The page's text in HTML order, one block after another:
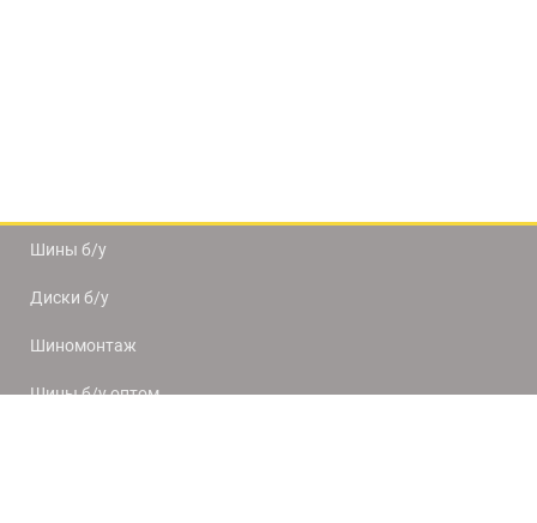
Шины б/у
Диски б/у
Шиномонтаж
Шины б/у оптом